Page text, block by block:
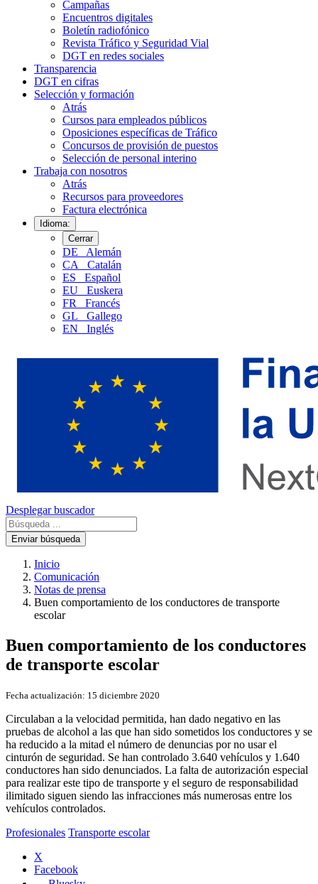
Campañas
Encuentros digitales
Boletín radiofónico
Revista Tráfico y Seguridad Vial
DGT en redes sociales
Transparencia
DGT en cifras
Selección y formación
Atrás
Cursos para empleados públicos
Oposiciones específicas de Tráfico
Concursos de provisión de puestos
Selección de personal interino
Trabaja con nosotros
Atrás
Recursos para proveedores
Factura electrónica
Idioma:
Cerrar
DE
Alemán
CA
Catalán
ES
Español
EU
Euskera
FR
Francés
GL
Gallego
EN
Inglés
Desplegar buscador
Enviar búsqueda
Inicio
Comunicación
Notas de prensa
Buen comportamiento de los conductores de transporte
escolar
Buen comportamiento de los conductores
de transporte escolar
Fecha actualización: 15 diciembre 2020
Circulaban a la velocidad permitida, han dado negativo en las
pruebas de alcohol a las que han sido sometidos los conductores y se
ha reducido a la mitad el número de denuncias por no usar el
cinturón de seguridad. Se han controlado 3.640 vehículos y 1.640
conductores han sido denunciados. La falta de autorización especial
para realizar este tipo de transporte y el seguro de responsabilidad
ilimitado siguen siendo las infracciones más numerosas entre los
vehículos controlados.
Profesionales Transporte escolar
X
Facebook